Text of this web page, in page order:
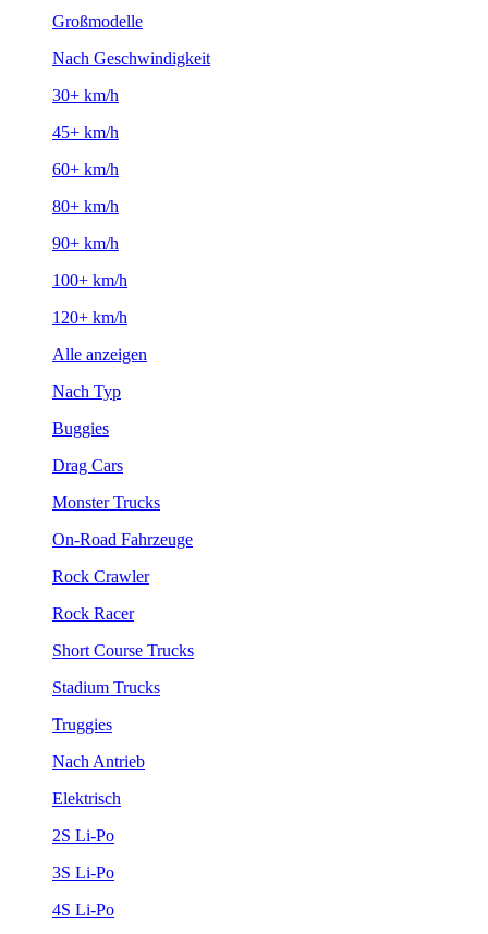
Großmodelle
Nach Geschwindigkeit
30+ km/h
45+ km/h
60+ km/h
80+ km/h
90+ km/h
100+ km/h
120+ km/h
Alle anzeigen
Nach Typ
Buggies
Drag Cars
Monster Trucks
On-Road Fahrzeuge
Rock Crawler
Rock Racer
Short Course Trucks
Stadium Trucks
Truggies
Nach Antrieb
Elektrisch
2S Li-Po
3S Li-Po
4S Li-Po